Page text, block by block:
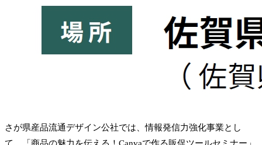
さが県産品流通デザイン公社では、情報発信力強化事業とし